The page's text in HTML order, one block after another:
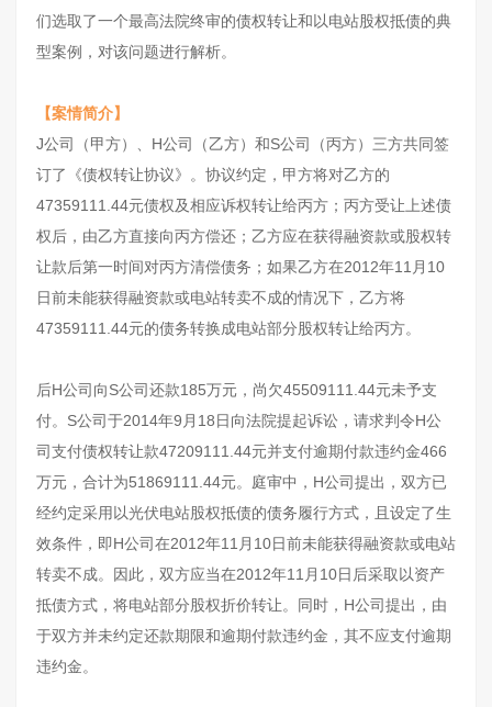
们选取了一个最高法院终审的债权转让和以电站股权抵债的典
型案例，对该问题进行解析。
【案情简介】
J公司（甲方）、H公司（乙方）和S公司（丙方）三方共同签
订了《债权转让协议》。协议约定，甲方将对乙方的
47359111.44元债权及相应诉权转让给丙方；丙方受让上述债
权后，由乙方直接向丙方偿还；乙方应在获得融资款或股权转
让款后第一时间对丙方清偿债务；如果乙方在2012年11月10
日前未能获得融资款或电站转卖不成的情况下，乙方将
47359111.44元的债务转换成电站部分股权转让给丙方。
后H公司向S公司还款185万元，尚欠45509111.44元未予支
付。S公司于2014年9月18日向法院提起诉讼，请求判令H公
司支付债权转让款47209111.44元并支付逾期付款违约金466
万元，合计为51869111.44元。庭审中，H公司提出，双方已
经约定采用以光伏电站股权抵债的债务履行方式，且设定了生
效条件，即H公司在2012年11月10日前未能获得融资款或电站
转卖不成。因此，双方应当在2012年11月10日后采取以资产
抵债方式，将电站部分股权折价转让。同时，H公司提出，由
于双方并未约定还款期限和逾期付款违约金，其不应支付逾期
违约金。